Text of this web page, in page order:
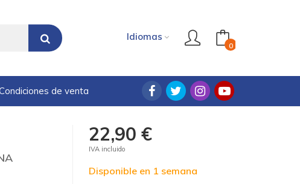
Idiomas
0
de venta
22,90 €
IVA incluido
Disponible en 1 semana